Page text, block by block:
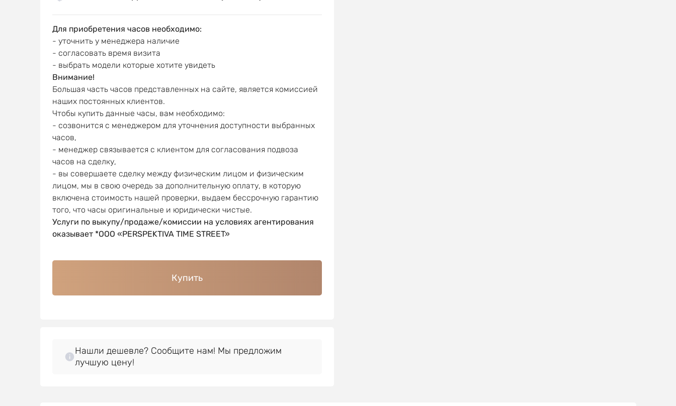
Для приобретения часов необходимо:
- уточнить у менеджера наличие
- согласовать время визита
- выбрать модели которые хотите увидеть
Внимание!
Большая часть часов представленных на сайте, является комиссией
наших постоянных клиентов.
Чтобы купить данные часы, вам необходимо:
- созвонится с менеджером для уточнения доступности выбранных
часов,
- менеджер связывается с клиентом для согласования подвоза
часов на сделку,
- вы совершаете сделку между физическим лицом и физическим
лицом, мы в свою очередь за дополнительную оплату, в которую
включена стоимость нашей проверки, выдаем бессрочную гарантию
того, что часы оригинальные и юридически чистые.
Услуги по выкупу/продаже/комиссии на условиях агентирования
оказывает *OOO «PERSPEKTIVA TIME STREET»
Купить
Нашли дешевле? Сообщите нам! Мы предложим
лучшую цену!